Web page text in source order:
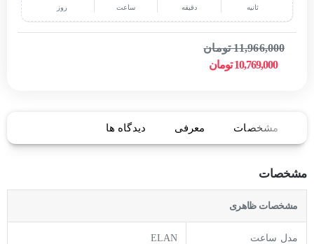
روز ساعت دقیقه ثانیه
10,769,000 تومان
11,966,000 تومان
مشخصات معرفی دیدگاه ها
مشخصات
مشخصات ظاهری
مدل ساعت ELAN